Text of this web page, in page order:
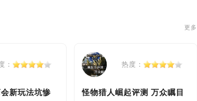
更
：
新玩法坑惨
热度：
怪物猎人崛起评测 万众瞩目